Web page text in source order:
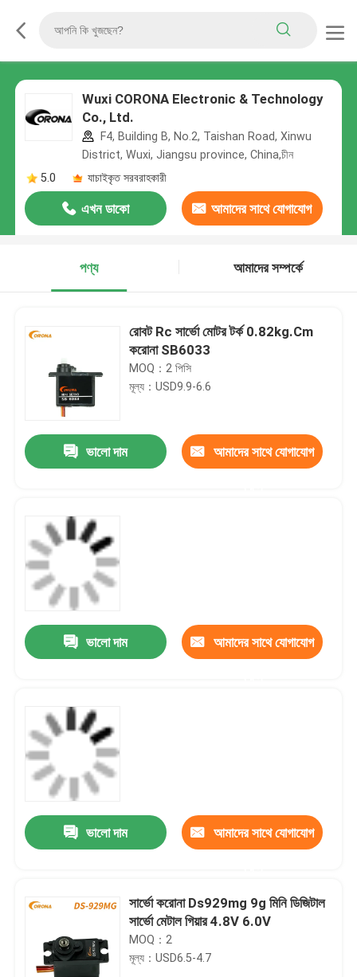
Wuxi CORONA Electronic & Technology
Co., Ltd.
F4, Building B, No.2, Taishan Road, Xinwu
District, Wuxi, Jiangsu province, China,চীন
5.0
যাচাইকৃত সরবরাহকারী
এখন ডাকো আমাদের সাথে যোগাযোগ
পণ্য
আমাদের সম্পর্কে
রোবট Rc সার্ভো মোটর টর্ক 0.82kg.Cm
করোনা SB6033
MOQ：2 পিসি
মূল্য：USD9.9-6.6
ভালো দাম আমাদের সাথে যোগাযোগ
ভালো দাম আমাদের সাথে যোগাযোগ
ভালো দাম আমাদের সাথে যোগাযোগ
সার্ভো করোনা Ds929mg 9g মিনি ডিজিটাল
সার্ভো মেটাল গিয়ার 4.8V 6.0V
MOQ：2
মূল্য：USD6.5-4.7